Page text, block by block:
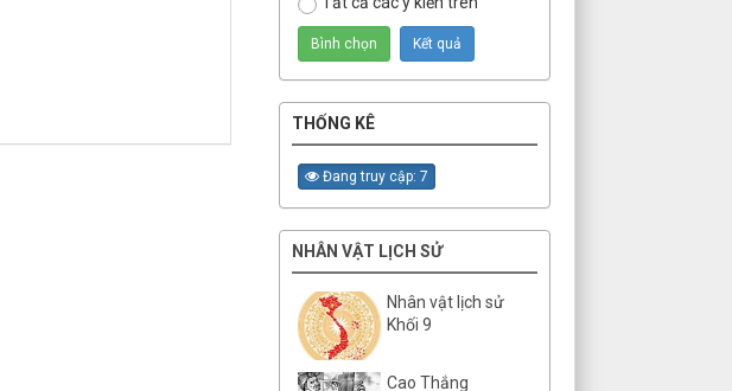
THỐNG KÊ
Đang truy cập: 7
NHÂN VẬT LỊCH SỬ
Nhân vật lịch sử
Khối 9
Cao Thắng